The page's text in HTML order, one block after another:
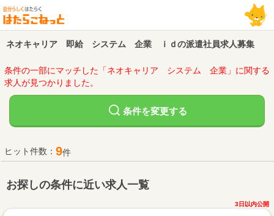
ネオキャリア 即給 システム 企業 ｉｄの派遣社員求人募集
条件の一部にマッチした「ネオキャリア システム 企業」に関する
求人が見つかりました。
条件を変更する
ヒット件数： 9件
お探しの条件に近い求人一覧
3日以内公開